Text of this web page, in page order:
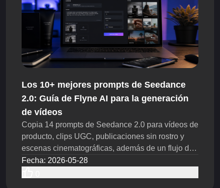
Los 10+ mejores prompts de Seedance
2.0: Guía de Flyne AI para la generación
de vídeos
Copia 14 prompts de Seedance 2.0 para vídeos de
producto, clips UGC, publicaciones sin rostro y
escenas cinematográficas, además de un flujo de
trabajo práctico en Flyne AI para probar ideas más
Fecha: 2026-05-28